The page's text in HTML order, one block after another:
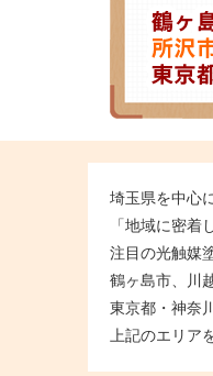
埼玉県を中心
「地域に密
注目の光触媒
鶴ヶ島市、川
東京都・神奈
上記のエリア